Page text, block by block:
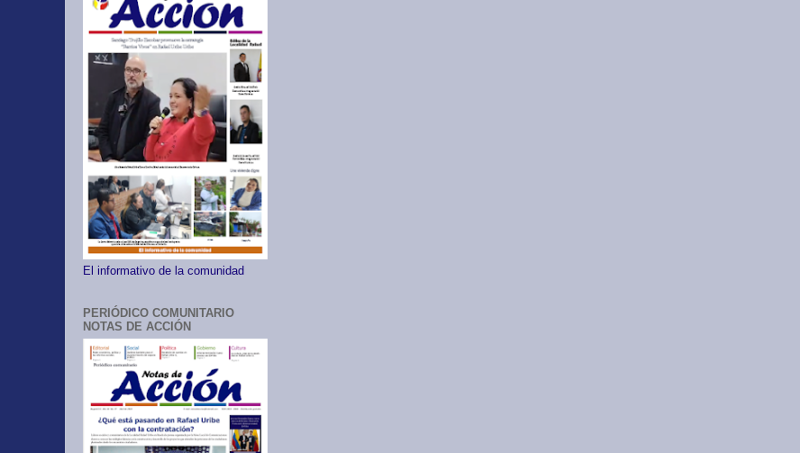
El informativo de la comunidad
PERIÓDICO COMUNITARIO
NOTAS DE ACCIÓN